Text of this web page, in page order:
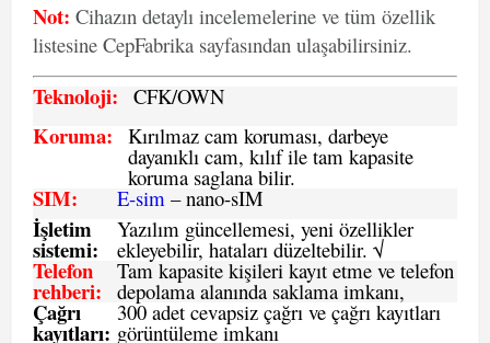
Not: Cihazın detaylı incelemelerine ve tüm özellik
listesine CepFabrika sayfasından ulaşabilirsiniz.
Teknoloji: CFK/OWN
Koruma: Kırılmaz cam koruması, darbeye
dayanıklı cam, kılıf ile tam kapasite
koruma saglana bilir.
SIM: E-sim – nano-sIM
İşletim
sistemi:
Yazılım güncellemesi, yeni özellikler
ekleyebilir, hataları düzeltebilir. √
Telefon
rehberi:
Tam kapasite kişileri kayıt etme ve telefon
depolama alanında saklama imkanı,
Çağrı
kayıtları:
300 adet cevapsiz çağrı ve çağrı kayıtları
görüntüleme imkanı